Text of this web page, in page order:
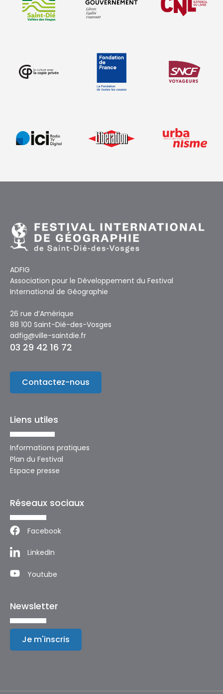
ADFIG
Association pour le Développement du Festival
International de Géographie
26 rue d’Amérique
88 100 Saint-Dié-des-Vosges
adfig@ville-saintdie.fr
03 29 42 16 72
Contactez-nous
Liens utiles
Informations pratiques
Plan du Festival
Espace presse
Réseaux sociaux
Facebook
LinkedIn
Youtube
Newsletter
Je m'inscris